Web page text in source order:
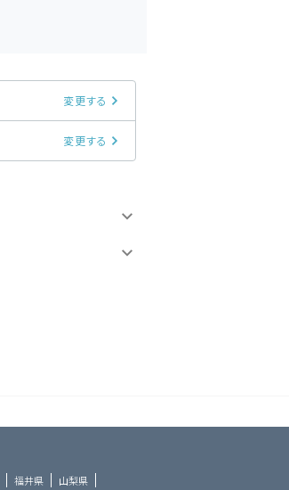
変更する
変更する
福井県 山梨県